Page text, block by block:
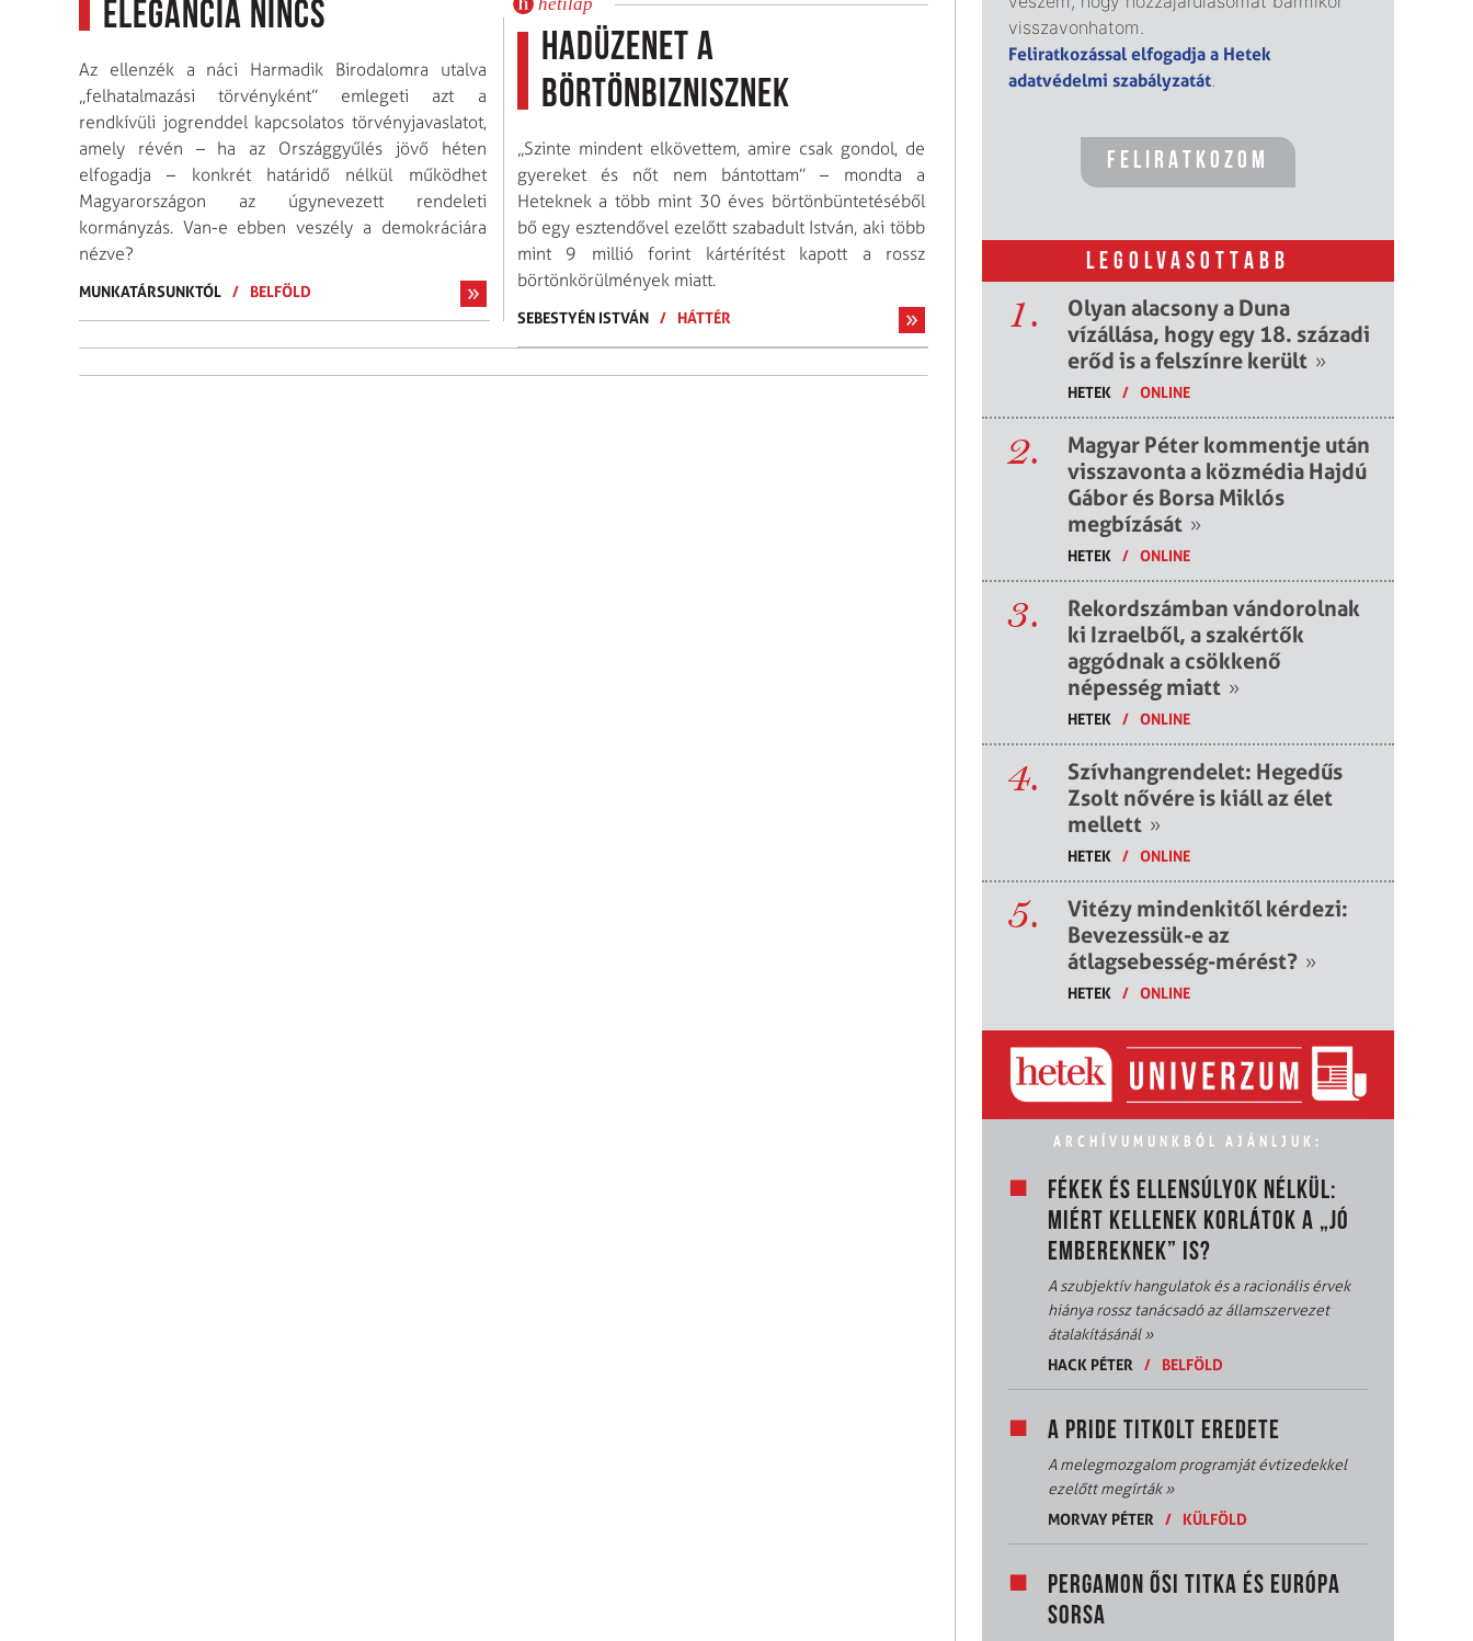
elegancia nincs
Az ellenzék a náci Harmadik Birodalomra utalva
„felhatalmazási törvényként” emlegeti azt a
rendkívüli jogrenddel kapcsolatos törvényjavaslatot,
amely révén – ha az Országgyűlés jövő héten
elfogadja – konkrét határidő nélkül működhet
Magyarországon az úgynevezett rendeleti
kormányzás. Van-e ebben veszély a demokráciára
nézve?
MUNKATÁRSUNKTÓL / BELFÖLD
hetilap
Hadüzenet a
börtönbiznisznek
„Szinte mindent elkövettem, amire csak gondol, de
gyereket és nőt nem bántottam” – mondta a
Heteknek a több mint 30 éves börtönbüntetéséből
bő egy esztendővel ezelőtt szabadult István, aki több
mint 9 millió forint kártérítést kapott a rossz
börtönkörülmények miatt.
SEBESTYÉN ISTVÁN / HÁTTÉR
visszavonhatom.
Feliratkozással elfogadja a Hetek
adatvédelmi szabályzatát
LEGOLVASOTTABB
1.
Olyan alacsony a Duna
vízállása, hogy egy 18. századi
erőd is a felszínre került »
HETEK / ONLINE
2.
Magyar Péter kommentje után
visszavonta a közmédia Hajdú
Gábor és Borsa Miklós
megbízását »
HETEK / ONLINE
3.
Rekordszámban vándorolnak
ki Izraelből, a szakértők
aggódnak a csökkenő
népesség miatt »
HETEK / ONLINE
4.
Szívhangrendelet: Hegedűs
Zsolt nővére is kiáll az élet
mellett »
HETEK / ONLINE
5.
Vitézy mindenkitől kérdezi:
Bevezessük-e az
átlagsebesség-mérést? »
HETEK / ONLINE
ARCHÍVUMUNKBÓL AJÁNLJUK:
FÉKEK ÉS ELLENSÚLYOK NÉLKÜL:
MIÉRT KELLENEK KORLÁTOK A „JÓ
EMBEREKNEK” IS?
A szubjektív hangulatok és a racionális érvek
hiánya rossz tanácsadó az államszervezet
átalakításánál»
HACK PÉTER
/ BELFÖLD
A PRIDE TITKOLT EREDETE
A melegmozgalom programját évtizedekkel
ezelőtt megírták»
MORVAY PÉTER
/ KÜLFÖLD
PERGAMON ŐSI TITKA ÉS EURÓPA
SORSA